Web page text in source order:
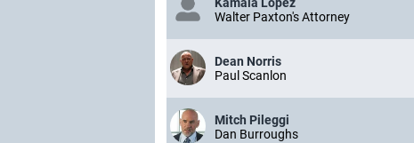
Kamala Lopez
Walter Paxton's Attorney
Dean Norris
Paul Scanlon
Mitch Pileggi
Dan Burroughs